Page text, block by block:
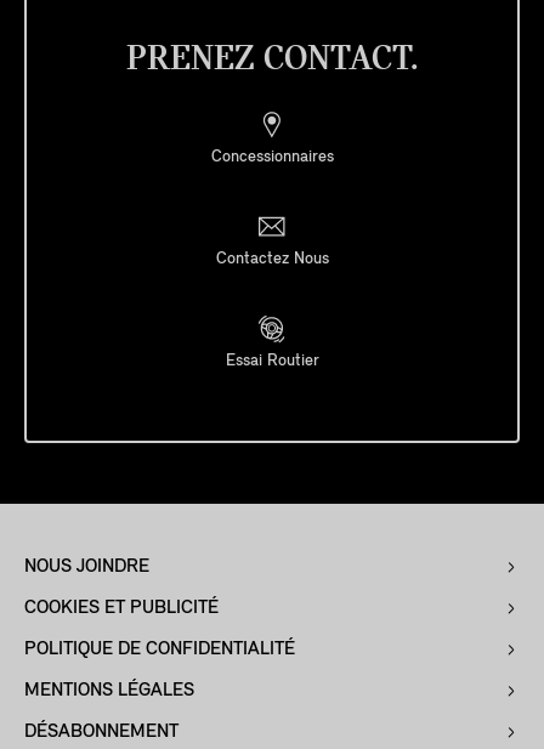
PRENEZ CONTACT.
Concessionnaires
Contactez Nous
Essai Routier
NOUS JOINDRE
COOKIES ET PUBLICITÉ
POLITIQUE DE CONFIDENTIALITÉ
MENTIONS LÉGALES
DÉSABONNEMENT